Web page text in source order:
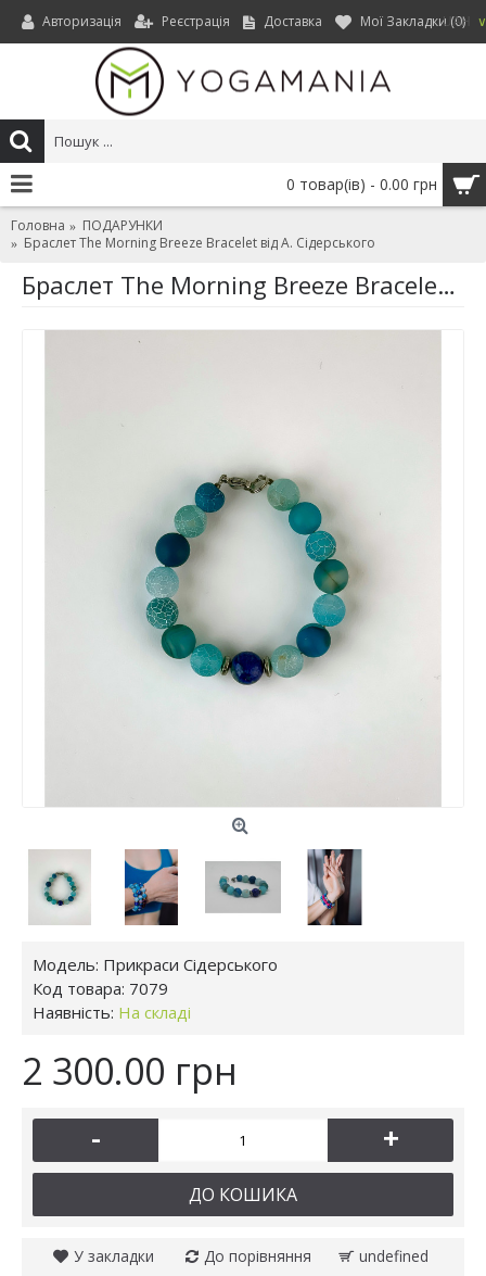
UAH ∨
Авторизація Реєстрація Доставка Мої Закладки (0)
0 товар(ів) - 0.00 грн
Головна
ПОДАРУНКИ
Браслет The Morning Breeze Bracelet від А. Сідерського
Браслет The Morning Breeze Bracelet від А. Сідерського
Модель: Прикраси Сідерського
Код товара: 7079
Наявність: На складі
2 300.00 грн
- +
ДО КОШИКА
У закладки До порівняння undefined